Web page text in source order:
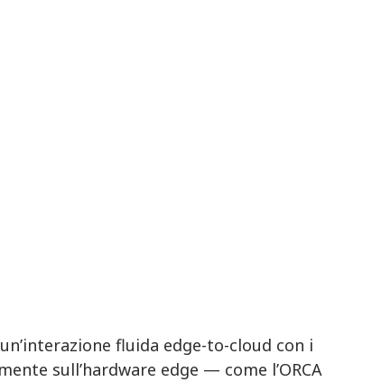
fluida edge-to-cloud con i
sull’hardware edge — come l’ORCA